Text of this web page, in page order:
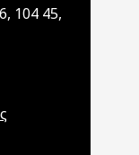
104 45,